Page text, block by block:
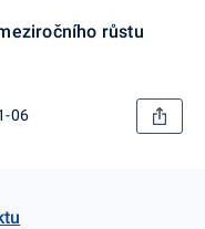
růstu
06